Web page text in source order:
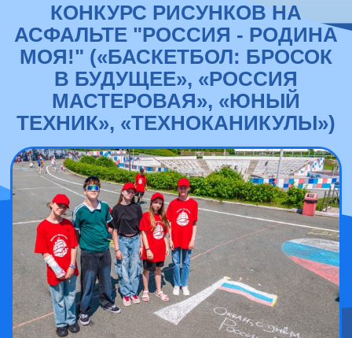
КОНКУРС РИСУНКОВ НА
АСФАЛЬТЕ "РОССИЯ - РОДИНА
МОЯ!" («БАСКЕТБОЛ: БРОСОК
В БУДУЩЕЕ», «РОССИЯ
МАСТЕРОВАЯ», «ЮНЫЙ
ТЕХНИК», «ТЕХНОКАНИКУЛЫ»)